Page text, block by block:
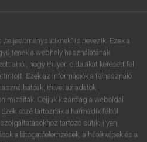
is nevezik. Ezek a
a webhely használatának
arról, hogy milyen oldalakat keresett fel
Ezek az információk a felhasználó
mivel az adatok
Céljuk kizárólag a weboldal
közé tartoznak a harmadik féltől
tartozó sütik; ilyen
a látogatóelemzések, a hőtérképek és a